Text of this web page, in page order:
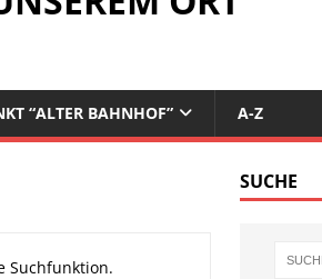
“ALTER BAHNHOF” A-Z
Suchfunktion.
SUCHE